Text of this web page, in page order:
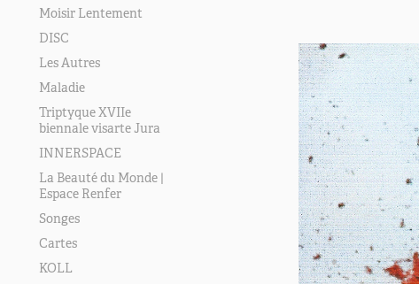
Moisir Lentement
DISC
Les Autres
Maladie
Triptyque XVIIe
biennale visarte Jura
INNERSPACE
La Beauté du Monde |
Espace Renfer
Songes
Cartes
KOLL